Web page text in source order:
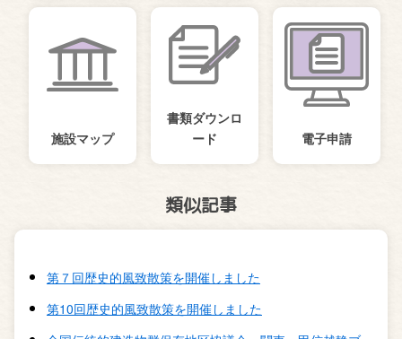
施設マップ
書類ダウンロ
ード
電子申請
類似記事
第７回歴史的風致散策を開催しました
第10回歴史的風致散策を開催しました